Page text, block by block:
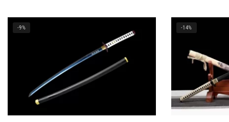
-9% -14%